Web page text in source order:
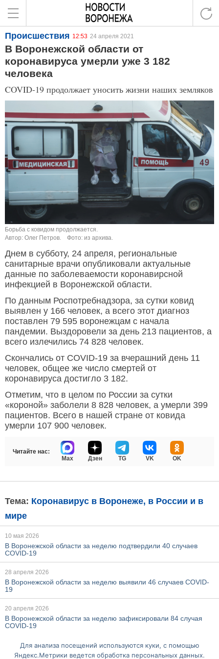
Происшествия 12:53 24 апреля 2021
В Воронежской области от
коронавируса умерли уже 3 182
человека
COVID-19 продолжает уносить жизни наших земляков
Борьба с ковидом продолжается.
Автор: Олег Петров.
Фото: из архива.
Днем в субботу, 24 апреля, региональные
санитарные врачи опубликовали актуальные
данные по заболеваемости коронавирсной
инфекцией в Воронежской области.
По данным Роспотребнадзора, за сутки ковид
выявлен у 166 человек, а всего этот диагноз
поставлен 79 595 воронежцам с начала
пандемии. Выздоровели за день 213 пациентов, а
всего излечились 74 828 человек.
Скончались от COVID-19 за вчерашний день 11
человек, общее же число смертей от
коронавируса достигло 3 182.
Отметим, что в целом по России за сутки
«короной» заболели 8 828 человек, а умерли 399
пациентов. Всего в нашей стране от ковида
умерли 107 900 человек.
Читайте нас:
Max
Дзен TG VK OK
Тема: Коронавирус в Воронеже, в России и в
мире
10 мая 2026
В Воронежской области за неделю подтвердили 40 случаев
COVID-19
28 апреля 2026
В Воронежской области за неделю выявили 46 случаев COVID-
19
20 апреля 2026
В Воронежской области за неделю зафиксировали 84 случая
COVID-19
Ещё по этой теме
Для анализа посещений используются куки, с помощью
Яндекс.Метрики ведется обработка персональных данных.